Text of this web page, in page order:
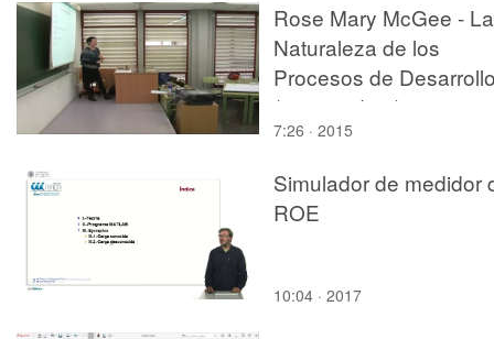
Rose Mary McGee - La
Naturaleza de los
Procesos de
(parte 3 de 3)
7:26 · 2015
Simulador de medidor
ROE
10:04 · 2017